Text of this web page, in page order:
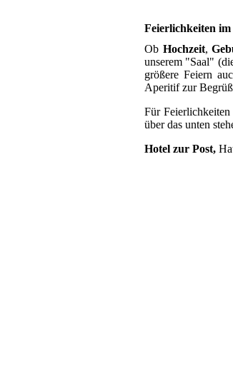
Feierlichkeiten
Ob Hochzeit,
unserem "Saal"
größere Feiern
Aperitif zur
Für Feierlichkeiten
über das unten
Hotel zur Post,